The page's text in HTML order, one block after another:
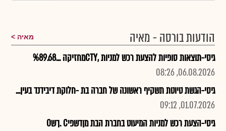
הודעות בורסה - מאיה מאיה
גיסי-תוצאות סופיות להצעת רכש למניות ,CTYמחזיקה ...%89.68
06.08.2026, 08:26
גיסי-הגשת טיוטת תשקיף ראשונה של חברה בת -חלוקת דיבידנד בעין...
01.07.2026, 09:12
גיסי-הצעת רכש למניות המיעוט בחברת הבת מןדשפיC .ךשO